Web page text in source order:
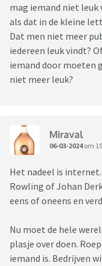
mag iemand niet leuk
als dat in de kleine
Dat men niet meer
iedereen leuk vindt?
iemand door moeten
niet meer leuk?
Miraval
06-03-2024om
Het nadeel is
Rowling of Johan
eens of oneens en
Nu moet de hele
plasje over doen.
iemand is. Bedrijven